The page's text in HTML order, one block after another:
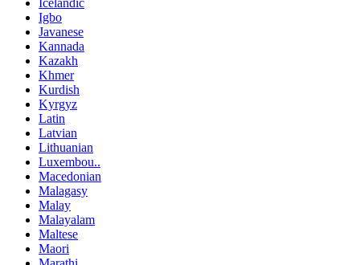
Igbo
Javanese
Kannada
Kazakh
Khmer
Kurdish
Kyrgyz
Latin
Latvian
Lithuanian
Luxembou..
Macedonian
Malagasy
Malay
Malayalam
Maltese
Maori